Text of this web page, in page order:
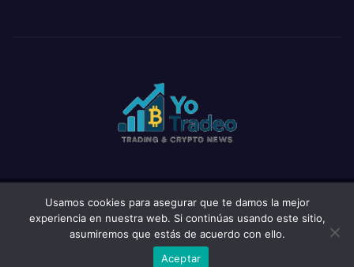
Funciona gracias a WordPress|Tema: News Click deThemeansar
Privacy Policy Wishlist
Usamos cookies para asegurar que te damos la mejor
experiencia en nuestra web. Si continúas usando este sitio,
asumiremos que estás de acuerdo con ello.
Aceptar